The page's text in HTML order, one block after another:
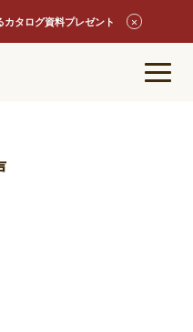
タログ資料プレゼント